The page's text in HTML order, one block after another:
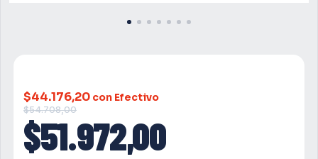
$51.972,00
$54.708,00
$44.176,20 con Efectivo